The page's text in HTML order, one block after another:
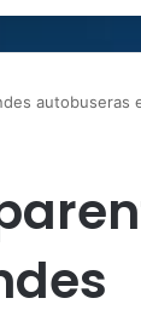
autobuseras